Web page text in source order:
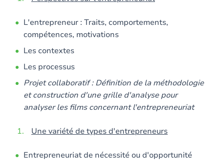
L'entrepreneur : Traits, comportements,
compétences, motivations
Les contextes
Les processus
Projet collaboratif : Définition de la méthodologie
et construction d'une grille d'analyse pour
analyser les films concernant l'entrepreneuriat
Une variété de types d'entrepreneurs
Entrepreneuriat de nécessité ou d'opportunité